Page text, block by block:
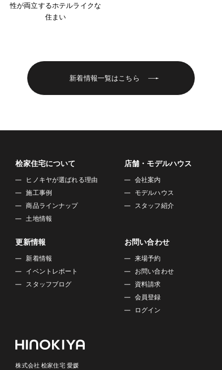
性が両立するホテルライクな
住まい
新着情報一覧はこちら
桧家住宅について
ヒノキヤが選ばれる理由
施工事例
商品ラインナップ
土地情報
店舗・モデルハウス
会社案内
モデルハウス
スタッフ紹介
更新情報
新着情報
イベントレポート
スタッフブログ
お問い合わせ
来場予約
お問い合わせ
資料請求
会員登録
ログイン
株式会社 桧家住宅 愛媛